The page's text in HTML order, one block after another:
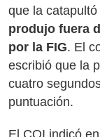
que la
produjo fuera
por la FIG. El
escribió que la
cuatro
puntuación.
El COI indicó